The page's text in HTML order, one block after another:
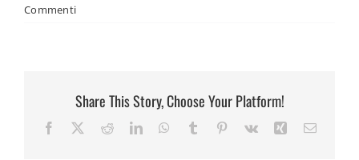
Commenti
Share This Story, Choose Your Platform!
Facebook
TwitterRedditLinkedInWhatsApp
Tumblr Pinterest
Vk XingEmail